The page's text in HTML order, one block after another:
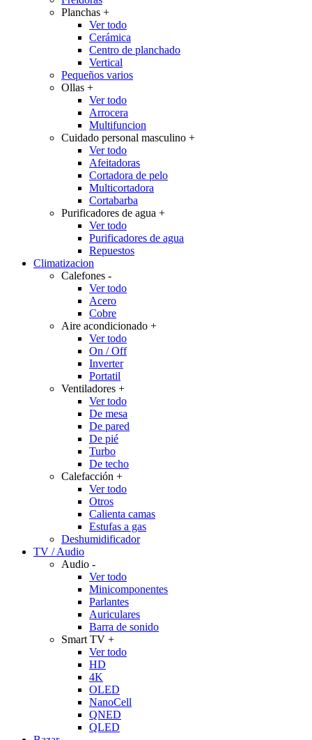
Planchas +
Ver todo
Cerámica
Centro de planchado
Vertical
Pequeños varios
Ollas +
Ver todo
Arrocera
Multifuncion
Cuidado personal masculino +
Ver todo
Afeitadoras
Cortadora de pelo
Multicortadora
Cortabarba
Purificadores de agua +
Ver todo
Purificadores de agua
Repuestos
Climatizacion
Calefones -
Ver todo
Acero
Cobre
Aire acondicionado +
Ver todo
On / Off
Inverter
Portatil
Ventiladores +
Ver todo
De mesa
De pared
De pié
Turbo
De techo
Calefacción +
Ver todo
Otros
Calienta camas
Estufas a gas
Deshumidificador
TV / Audio
Audio -
Ver todo
Minicomponentes
Parlantes
Auriculares
Barra de sonido
Smart TV +
Ver todo
HD
4K
OLED
NanoCell
QNED
QLED